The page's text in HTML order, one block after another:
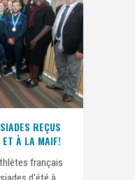
REÇUS
ET À LA MAIF!
français